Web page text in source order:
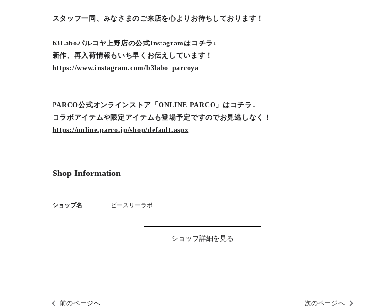
スタッフ一同、みなさまのご来店を心よりお待ちしております！
b3Laboパルコヤ上野店の公式Instagramはコチラ↓
新作、再入荷情報もいち早くお伝えしています！
https://www.instagram.com/b3labo_parcoya
PARCO公式オンラインストア「ONLINE PARCO」はコチラ↓
コラボアイテムや限定アイテムも登場予定ですのでお見逃しなく！
https://online.parco.jp/shop/default.aspx
Shop Information
ショップ名 ビースリーラボ
ショップ詳細を見る
前のページへ 次のページへ